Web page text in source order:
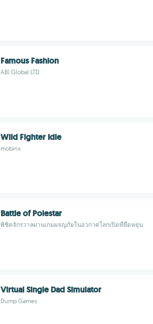
Famous Fashion
ABI Global LTD
Wild Fighter Idle
mobirix
Battle of Polestar
พิชิตจักรวาลผ่านเกมผจญภัยในอวกาศโลกเปิดที่ยืดหยุ่น
Virtual Single Dad Simulator
Dump Games